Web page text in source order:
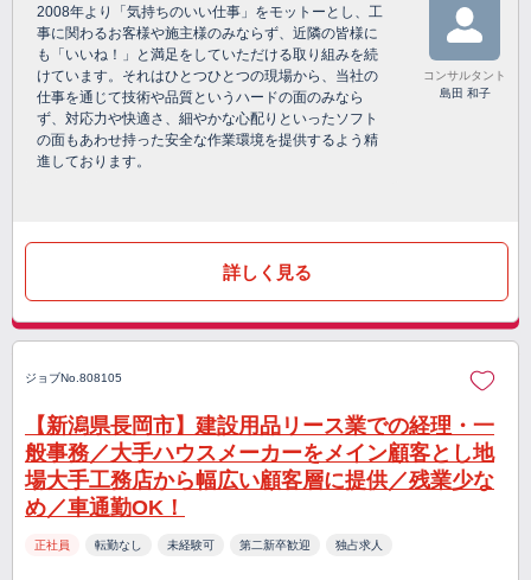
2008年より「気持ちのいい仕事」をモットーとし、工
事に関わるお客様や施主様のみならず、近隣の皆様に
も「いいね！」と満足をしていただける取り組みを続
けています。それはひとつひとつの現場から、当社の
仕事を通じて技術や品質というハードの面のみなら
ず、対応力や快適さ、細やかな心配りといったソフト
の面もあわせ持った安全な作業環境を提供するよう精
進しております。
コンサルタント
島田 和子
詳しく見る
ジョブNo.808105
【新潟県長岡市】建設用品リース業での経理・一
般事務／大手ハウスメーカーをメイン顧客とし地
場大手工務店から幅広い顧客層に提供／残業少な
め／車通勤OK！
正社員 転勤なし 未経験可 第二新卒歓迎 独占求人